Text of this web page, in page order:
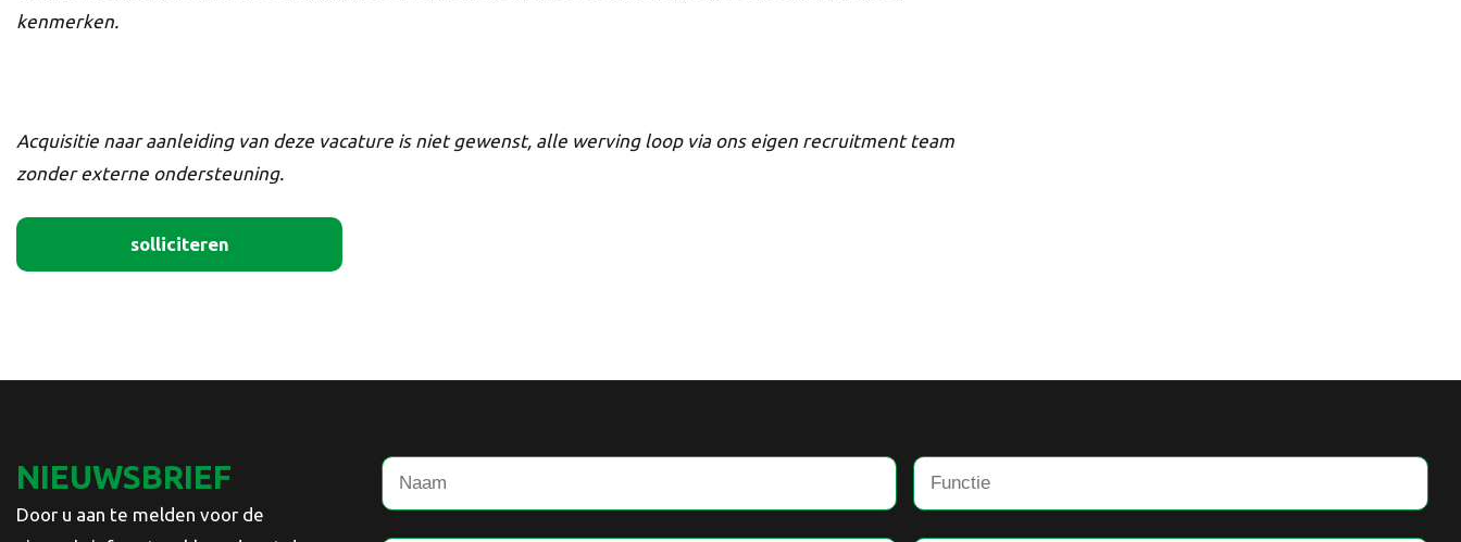
kenmerken.
Acquisitie naar aanleiding van deze vacature is niet gewenst, alle werving loop via ons eigen recruitment team
zonder externe ondersteuning.
solliciteren
NIEUWSBRIEF
Door u aan te melden voor de